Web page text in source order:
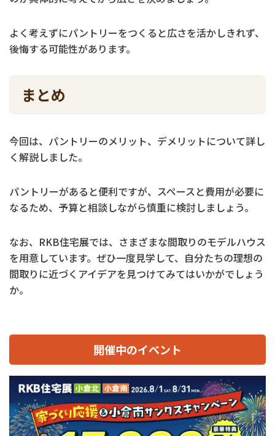
よく考えずにパントリーをつくると広さを活かしきれず、
後悔する可能性があります。
まとめ
今回は、パントリーのメリット、デメリットについて詳し
く解説しました。
パントリーがあると便利ですが、スペースと費用が必要に
なるため、予算と相談しながら慎重に検討しましょう。
なお、RKB住宅展では、さまざまな間取りのモデルハウス
を用意しています。ぜひ一度見学して、自分たちの理想の
間取りに近づくアイデアを見つけてみてはいかがでしょう
か。
開催中のイベント